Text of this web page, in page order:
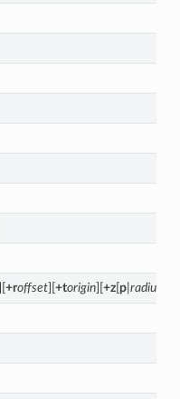
+roffset][ +torigin][ +z[ p| radius